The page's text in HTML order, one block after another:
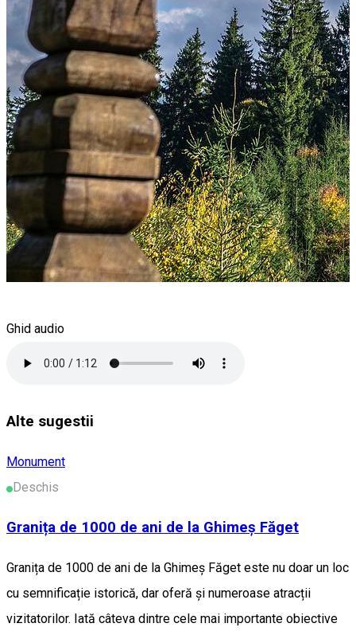
Ghid audio
Alte sugestii
Monument
Deschis
Granița de 1000 de ani de la Ghimeș Făget
Granița de 1000 de ani de la Ghimeș Făget este nu doar un loc
cu semnificație istorică, dar oferă și numeroase atracții
vizitatorilor. Iată câteva dintre cele mai importante obiective